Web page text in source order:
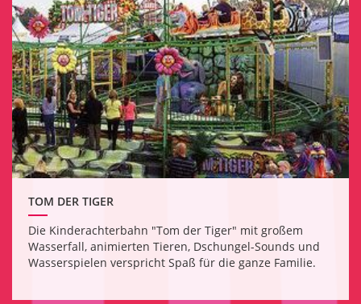
TOM DER TIGER
Die Kinderachterbahn "Tom der Tiger" mit großem
Wasserfall, animierten Tieren, Dschungel-Sounds und
Wasserspielen verspricht Spaß für die ganze Familie.